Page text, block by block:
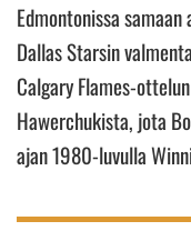
Edmontonissa
Dallas Starsin
Calgary Flames-
Hawerchukista, jota
ajan 1980-luvulla